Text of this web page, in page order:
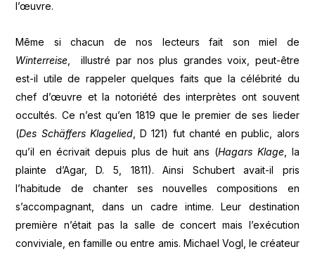
l’œuvre.
Même si chacun de nos lecteurs fait son miel de
Winterreise , illustré par nos plus grandes voix, peut-être
est-il utile de rappeler quelques faits que la célébrité du
chef d’œuvre et la notoriété des interprètes ont souvent
occultés. Ce n’est qu’en 1819 que le premier de ses lieder
(Des Schäffers Klagelied, D 121) fut chanté en public, alors
qu’il en écrivait depuis plus de huit ans (Hagars Klage, la
plainte d’Agar, D. 5, 1811). Ainsi Schubert avait-il pris
l’habitude de chanter ses nouvelles compositions en
s’accompagnant, dans un cadre intime. Leur destination
première n’était pas la salle de concert mais l’exécution
conviviale, en famille ou entre amis. Michael Vogl, le créateur